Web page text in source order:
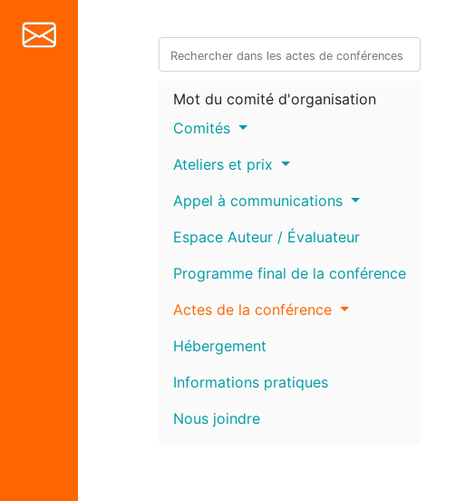
Mot du comité d'organisation
Comités
Ateliers et prix
Appel à communications
Espace Auteur / Évaluateur
Programme final de la conférence
Actes de la conférence
Hébergement
Informations pratiques
Nous joindre